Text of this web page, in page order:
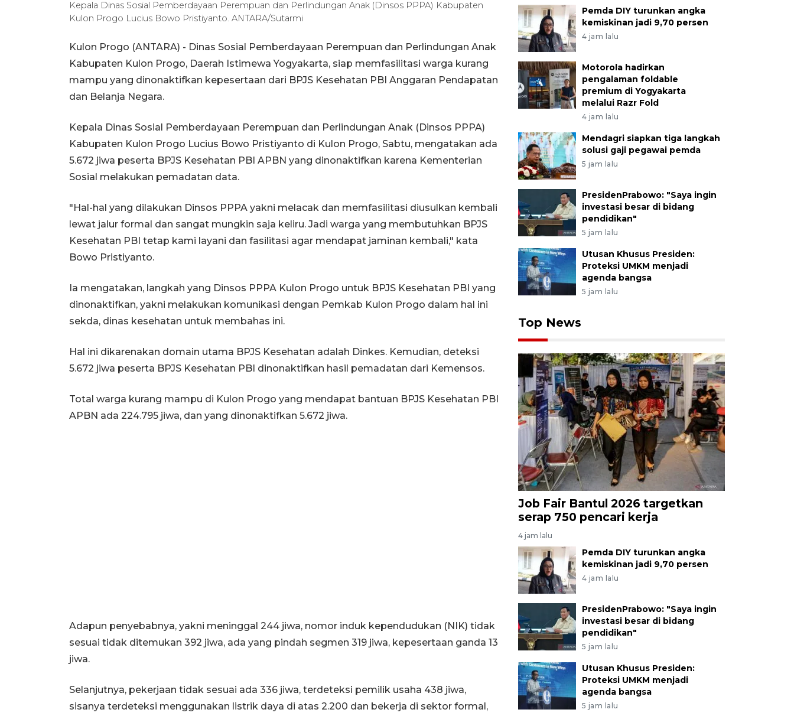
Kepala Dinas Sosial Pemberdayaan Perempuan dan Perlindungan Anak (Dinsos PPPA) Kabupaten
Kulon Progo Lucius Bowo Pristiyanto. ANTARA/Sutarmi
Kulon Progo (ANTARA) - Dinas Sosial Pemberdayaan Perempuan dan Perlindungan Anak
Kabupaten Kulon Progo, Daerah Istimewa Yogyakarta, siap memfasilitasi warga kurang
mampu yang dinonaktifkan kepesertaan dari BPJS Kesehatan PBI Anggaran Pendapatan
dan Belanja Negara.
Kepala Dinas Sosial Pemberdayaan Perempuan dan Perlindungan Anak (Dinsos PPPA)
Kabupaten Kulon Progo Lucius Bowo Pristiyanto di Kulon Progo, Sabtu, mengatakan ada
5.672 jiwa peserta BPJS Kesehatan PBI APBN yang dinonaktifkan karena Kementerian
Sosial melakukan pemadatan data.
"Hal-hal yang dilakukan Dinsos PPPA yakni melacak dan memfasilitasi diusulkan kembali
lewat jalur formal dan sangat mungkin saja keliru. Jadi warga yang membutuhkan BPJS
Kesehatan PBI tetap kami layani dan fasilitasi agar mendapat jaminan kembali," kata
Bowo Pristiyanto.
Ia mengatakan, langkah yang Dinsos PPPA Kulon Progo untuk BPJS Kesehatan PBI yang
dinonaktifkan, yakni melakukan komunikasi dengan Pemkab Kulon Progo dalam hal ini
sekda, dinas kesehatan untuk membahas ini.
Hal ini dikarenakan domain utama BPJS Kesehatan adalah Dinkes. Kemudian, deteksi
5.672 jiwa peserta BPJS Kesehatan PBI dinonaktifkan hasil pemadatan dari Kemensos.
Total warga kurang mampu di Kulon Progo yang mendapat bantuan BPJS Kesehatan PBI
APBN ada 224.795 jiwa, dan yang dinonaktifkan 5.672 jiwa.
Adapun penyebabnya, yakni meninggal 244 jiwa, nomor induk kependudukan (NIK) tidak
sesuai tidak ditemukan 392 jiwa, ada yang pindah segmen 319 jiwa, kepesertaan ganda 13
jiwa.
Selanjutnya, pekerjaan tidak sesuai ada 336 jiwa, terdeteksi pemilik usaha 438 jiwa,
sisanya terdeteksi menggunakan listrik daya di atas 2.200 dan bekerja di sektor formal,
Pemda DIY turunkan angka
kemiskinan jadi 9,70 persen
4 jam lalu
Motorola hadirkan
pengalaman foldable
premium di Yogyakarta
melalui Razr Fold
4 jam lalu
Mendagri siapkan tiga langkah
solusi gaji pegawai pemda
5 jam lalu
PresidenPrabowo: "Saya ingin
investasi besar di bidang
pendidikan"
5 jam lalu
Utusan Khusus Presiden:
Proteksi UMKM menjadi
agenda bangsa
5 jam lalu
Top News
Job Fair Bantul 2026 targetkan
serap 750 pencari kerja
4 jam lalu
Pemda DIY turunkan angka
kemiskinan jadi 9,70 persen
4 jam lalu
PresidenPrabowo: "Saya ingin
investasi besar di bidang
pendidikan"
5 jam lalu
Utusan Khusus Presiden:
Proteksi UMKM menjadi
agenda bangsa
5 jam lalu